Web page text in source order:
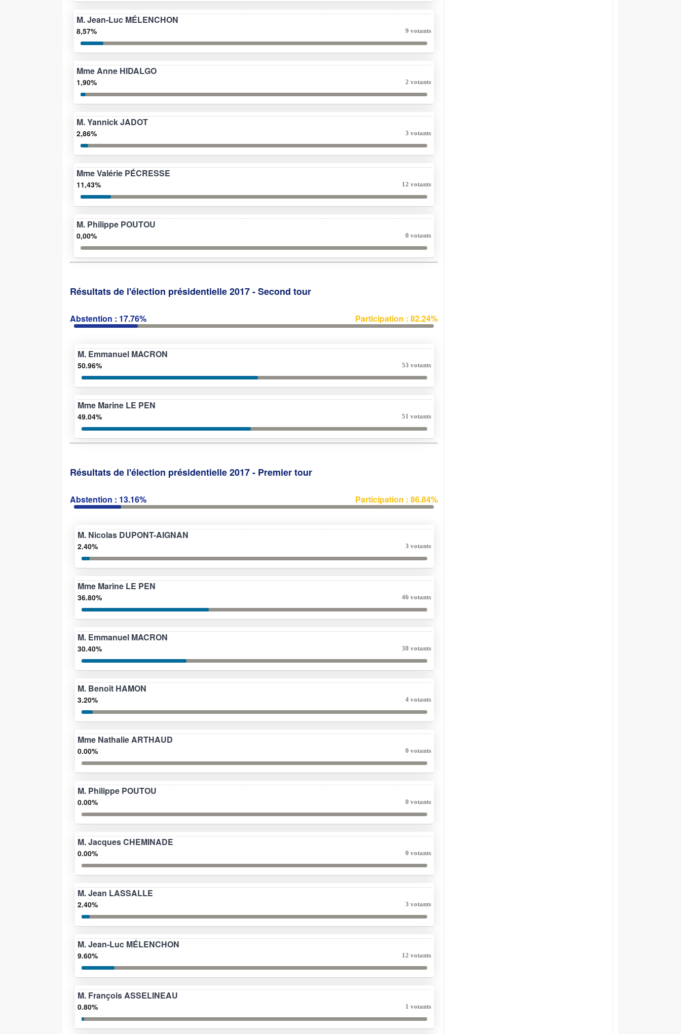
M. Jean-Luc MÉLENCHON
8,57% 9 votants
Mme Anne HIDALGO
1,90% 2 votants
M. Yannick JADOT
2,86% 3 votants
Mme Valérie PÉCRESSE
11,43% 12 votants
M. Philippe POUTOU
0,00% 0 votants
Résultats de l'élection présidentielle 2017 - Second tour
Abstention : 17.76% Participation : 82.24%
M. Emmanuel MACRON
50.96% 53 votants
Mme Marine LE PEN
49.04% 51 votants
Résultats de l'élection présidentielle 2017 - Premier tour
Abstention : 13.16% Participation : 86.84%
M. Nicolas DUPONT-AIGNAN
2.40% 3 votants
Mme Marine LE PEN
36.80% 46 votants
M. Emmanuel MACRON
30.40% 38 votants
M. Benoît HAMON
3.20% 4 votants
Mme Nathalie ARTHAUD
0.00% 0 votants
M. Philippe POUTOU
0.00% 0 votants
M. Jacques CHEMINADE
0.00% 0 votants
M. Jean LASSALLE
2.40% 3 votants
M. Jean-Luc MÉLENCHON
9.60% 12 votants
M. François ASSELINEAU
0.80% 1 votants